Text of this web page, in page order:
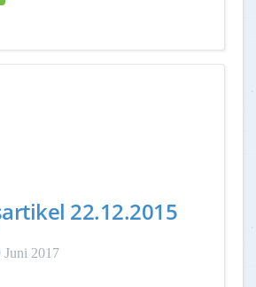
22.12.2015
Juni 2017